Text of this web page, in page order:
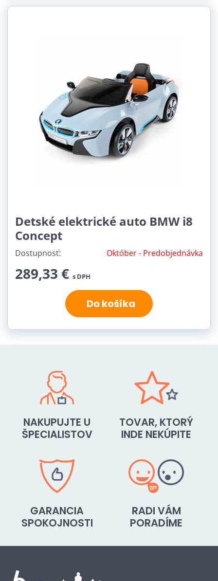
Detské elektrické auto BMW i8
Concept
Dostupnosť: Október - Predobjednávka
289,33 € s DPH
Do košíka
NAKUPUJTE U
ŠPECIALISTOV
TOVAR, KTORÝ
INDE NEKÚPITE
GARANCIA
SPOKOJNOSTI
RADI VÁM
PORADÍME